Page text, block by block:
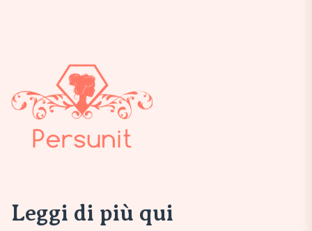
Leggi di più qui